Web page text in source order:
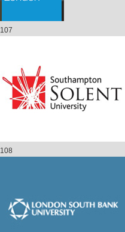
107
108